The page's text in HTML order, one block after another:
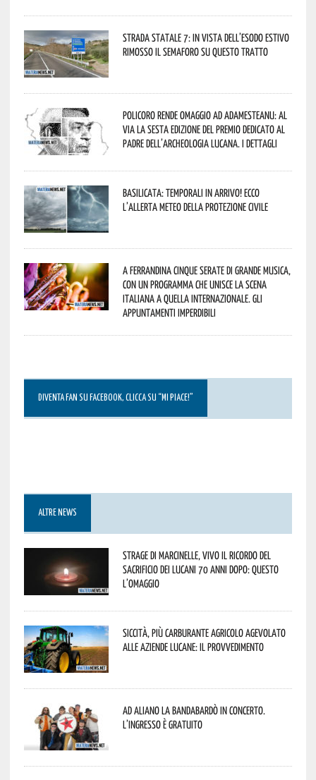
Strada statale 7: in vista dell’esodo estivo
rimosso il semaforo su questo tratto
Policoro rende omaggio ad Adamesteanu: al
via la sesta edizione del Premio dedicato al
padre dell’archeologia lucana. I dettagli
Basilicata: temporali in arrivo! Ecco
l’allerta meteo della Protezione civile
A Ferrandina cinque serate di grande musica,
con un programma che unisce la scena
italiana a quella internazionale. Gli
appuntamenti imperdibili
DIVENTA FAN SU FACEBOOK, CLICCA SU “MI PIACE!”
ALTRE NEWS
Strage di Marcinelle, vivo il ricordo del
sacrificio dei lucani 70 anni dopo: questo
l’omaggio
Siccità, più carburante agricolo agevolato
alle aziende lucane: il provvedimento
Ad Aliano la Bandabardò in concerto.
L’ingresso è gratuito